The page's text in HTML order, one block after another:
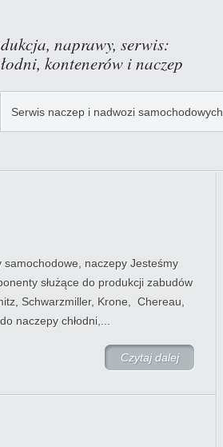
naprawy, serwis:
kontenerów i naczep
Serwis naczep i nadwozi samochodowych
naczepy Jesteśmy
służące do produkcji zabudów
Schwarzmiller, Krone, Chereau,
naczepy chłodni,...
Czytaj dalej